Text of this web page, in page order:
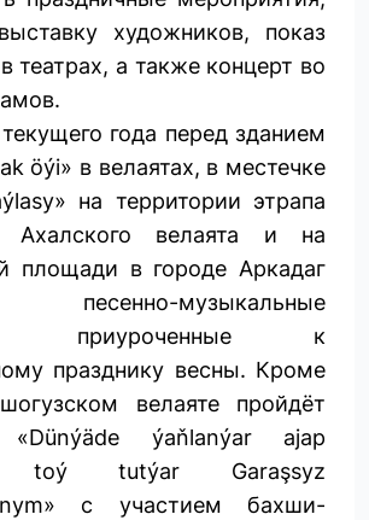
художников, показ
театрах, а также концерт во
года перед зданием
öýi» в велаятах, в местечке
на территории этрапа
Ахалского велаята и на
площади в городе Аркадаг
песенно-музыкальные
приуроченные к
празднику весны. Кроме
велаяте пройдёт
«Dünýäde ýaňlanýar ajap
toý tutýar Garaşsyz
с участием бахши-